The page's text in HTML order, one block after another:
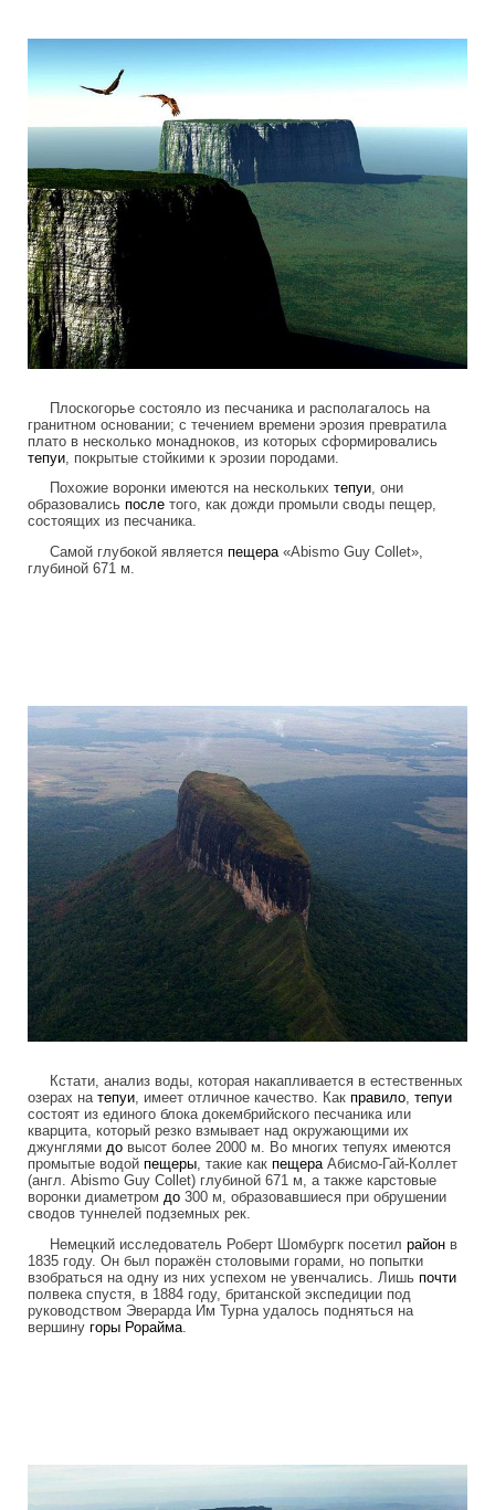
Плоскогорье состояло из песчаника и располагалось на
гранитном основании; с течением времени эрозия превратила
плато в несколько монадноков, из которых сформировались
тепуи , покрытые стойкими к эрозии породами.
Похожие воронки имеются на нескольких тепуи, они
образовались после того, как дожди промыли своды пещер,
состоящих из песчаника.
Самой глубокой является пещера«Abismo Guy Collet»,
глубиной 671 м.
Кстати, анализ воды, которая накапливается в естественных
озерах на тепуи , имеет отличное качество. Как правило тепуи
состоят из единого блока докембрийского песчаника или
кварцита, который резко взмывает над окружающими их
джунглями до высот более 2000 м. Во многих тепуях имеются
промытые водой пещеры , такие как пещера Абисмо-Гай-Коллет
(англ. Abismo Guy Collet) глубиной 671 м, а также карстовые
воронки диаметром до 300 м, образовавшиеся при обрушении
сводов туннелей подземных рек.
Немецкий исследователь Роберт Шомбургк посетил район в
1835 году. Он был поражён столовыми горами, но попытки
взобраться на одну из них успехом не увенчались. Лишь почти
полвека спустя, в 1884 году, британской экспедиции под
руководством Эверарда Им Турна удалось подняться на
вершину горы Рорайма